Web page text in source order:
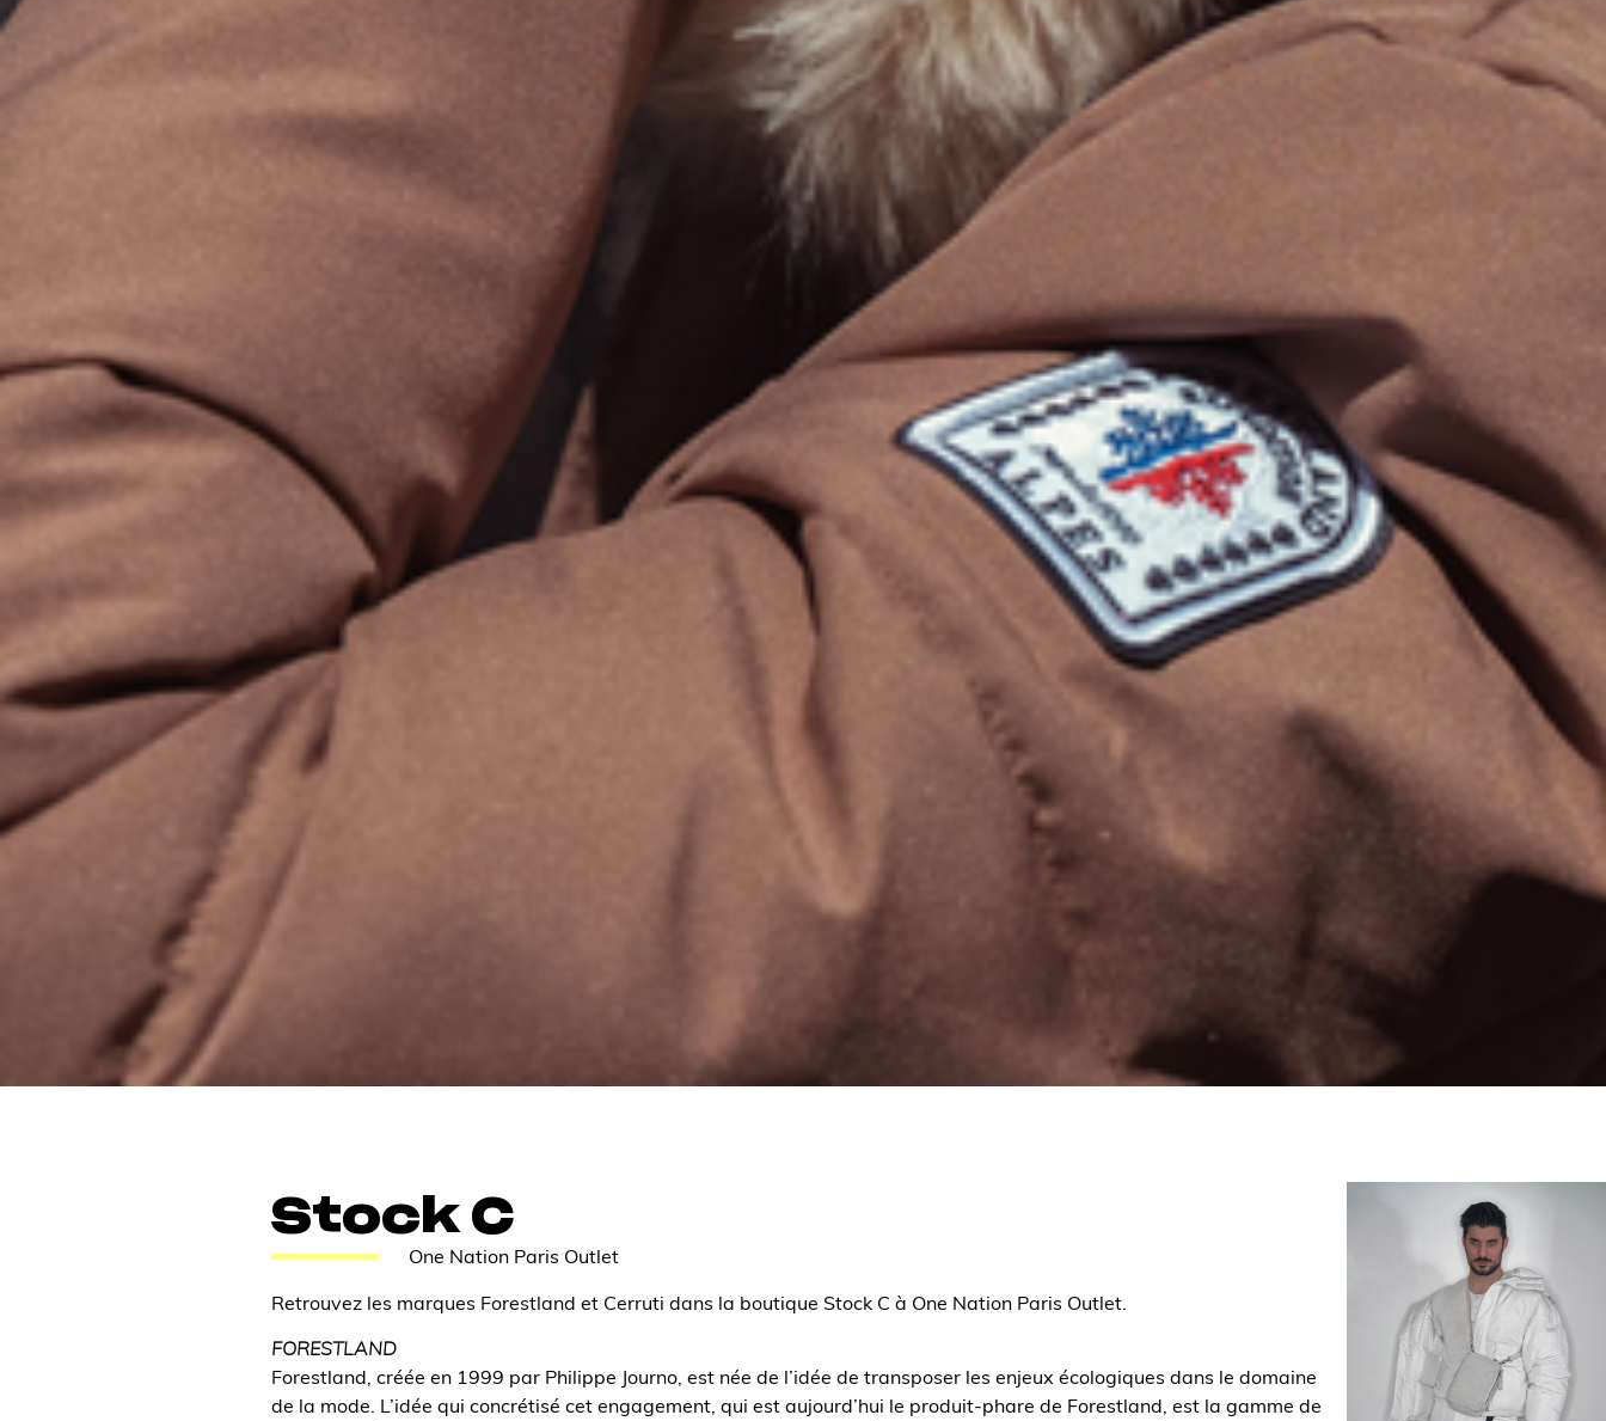
Stock C
One Nation Paris Outlet
Retrouvez les marques Forestland et Cerruti dans la boutique Stock C à One Nation Paris Outlet.
FORESTLAND
Forestland, créée en 1999 par Philippe Journo, est née de l’idée de transposer les enjeux écologiques dans le domaine
de la mode. L’idée qui concrétisé cet engagement, qui est aujourd’hui le produit-phare de Forestland, est la gamme de